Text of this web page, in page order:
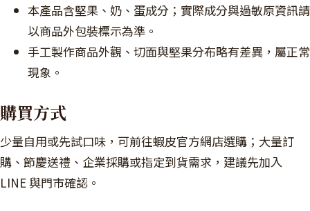
本產品含堅果、奶、蛋成分；實際成分與過敏原資訊請
以商品外包裝標示為準。
手工製作商品外觀、切面與堅果分布略有差異，屬正常
現象。
購買方式
少量自用或先試口味，可前往蝦皮官方網店選購；大量訂
購、節慶送禮、企業採購或指定到貨需求，建議先加入
LINE 與門市確認。